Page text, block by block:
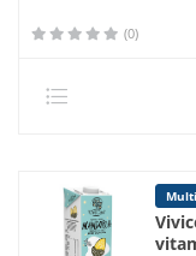
(0)
Multi